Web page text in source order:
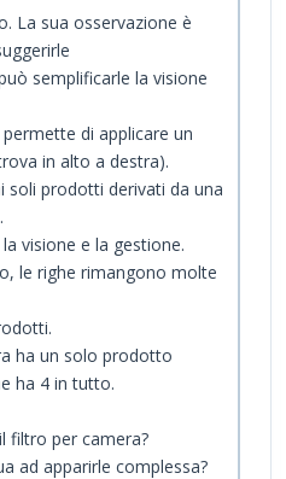
La sua osservazione è
semplificarle la visione
di applicare un
in alto a destra).
soli prodotti derivati da una
visione e la gestione.
le righe rimangono molte
ha un solo prodotto
ha 4 in tutto.
filtro per camera?
ad apparirle complessa?